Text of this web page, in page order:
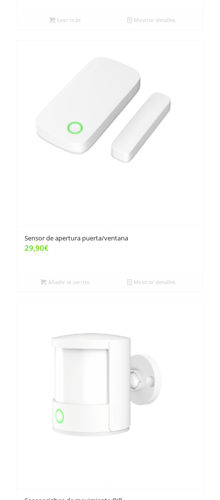
Leer más Mostrar detalles
Sensor de apertura puerta/ventana
29,90€
Añadir al carrito Mostrar detalles